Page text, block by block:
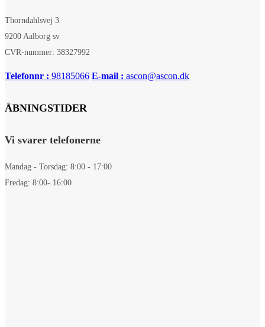
Thorndahlsvej 3
9200 Aalborg sv
CVR-nummer: 38327992
Telefonnr : 98185066 E-mail : ascon@ascon.dk
ÅBNINGSTIDER
Vi svarer telefonerne
Mandag - Torsdag: 8:00 - 17:00
Fredag: 8:00- 16:00